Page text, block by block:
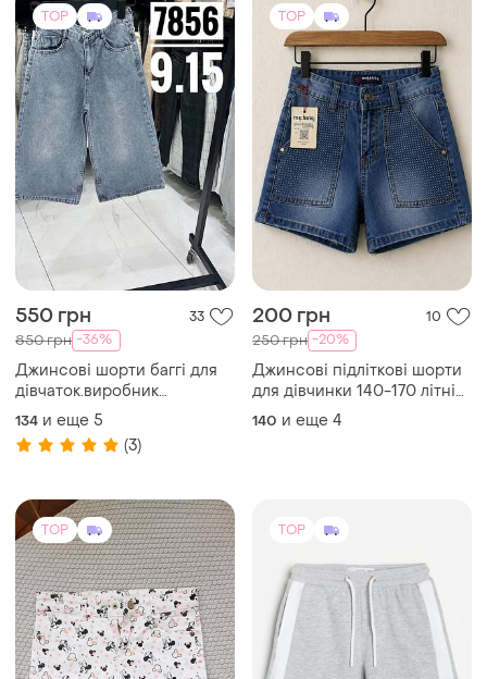
TOP
550 грн 33
850 грн -36%
Джинсові шорти баггі для
дівчаток.виробник
туреччина.гарні,якісні.
134 и еще 5
(3)
TOP
200 грн 10
250 грн -20%
Джинсові підліткові шорти
для дівчинки 140-170 літні
шорти дитячі джинсові
140 и еще 4
TOP TOP